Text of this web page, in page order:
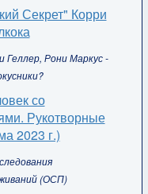
Секрет" Корри
Геллер, Рони Маркус -
со
Рукотворные
2023 г.)
(ОСП)